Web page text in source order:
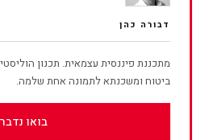
דבורה כהן
מתכננת פיננסית עצמאית. תכנון
ביטוח ומשכנתא לתמונה אחת שלמה.
בואו נדבר